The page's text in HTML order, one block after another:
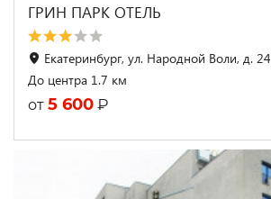
ГРИН ПАРК ОТЕЛЬ
Екатеринбург, ул. Народной Воли, д. 24
До центра 1.7 км
от 5 600 ₽